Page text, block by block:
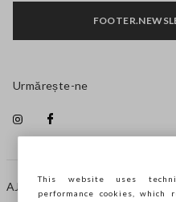
AJUTOR
Urmărește-ne
This website uses
performance cookies,